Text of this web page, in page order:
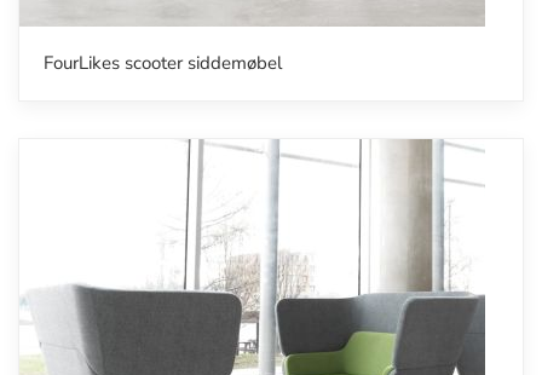
FourLikes scooter siddemøbel